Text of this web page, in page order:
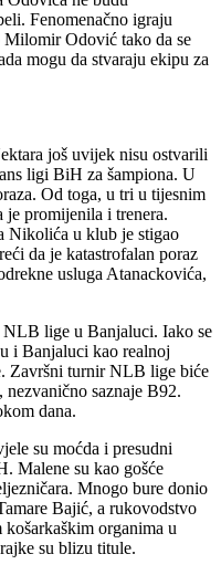
Fenomenačno igraju
Odović tako da se
mogu da stvaraju ekipu za
još uvijek nisu ostvarili
ligi BiH za šampiona. U
Od toga, u tri u tijesnim
je promijenila i trenera.
Nikolića u klub je stigao
da je katastrofalan poraz
usluga Atanackovića,
NLB lige u Banjaluci. Iako se
i Banjaluci kao realnoj
Završni turnir NLB lige biće
saznaje B92.
dana.
su moćda i presudni
Malene su kao gošće
Mnogo bure donio
Bajić, a rukovodstvo
organima u
su blizu titule.